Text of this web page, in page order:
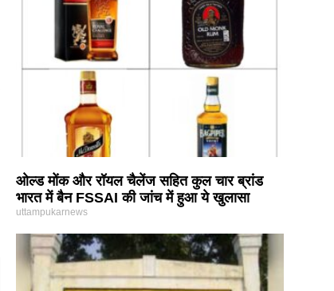
ओल्ड मोंक और रॉयल चैलेंज सहित कुल चार ब्रांड
भारत में बैन FSSAI की जांच में हुआ ये खुलासा
uttampukarnews